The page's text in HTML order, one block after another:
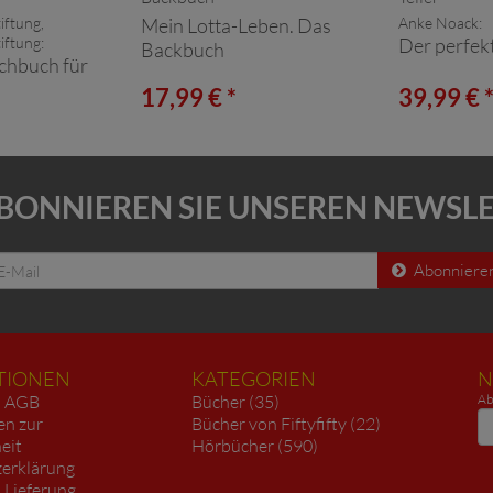
für
Mein Lotta-Leben. Das
Backbuch
17,99 € *
Anke Noack:
Der
39,99 € *
SIE UNSEREN
AGB
zur
KATEGORIEN
Bücher (35)
Bücher von Fiftyfifty (22)
Hörbücher (590)